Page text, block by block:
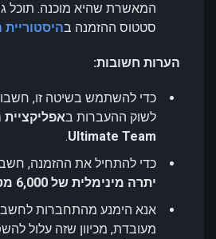
המאשרת שהיא מוכנה. תוכל
סטטוס ההזמנה ב
הערות חשובות:
כדי להשתמש בשיטה זו,
לשוק ההעברות ב
Ultimate Team
.
כדי להתחיל את ההזמנה,
יתרה מינימלית של 6,000 מטבעות
אנא הימנע מהתחברות
מעובדת, מכיוון שזה עלול